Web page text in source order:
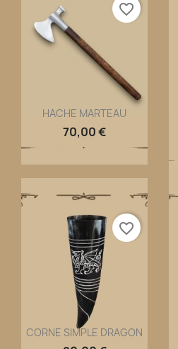
Aperçu rapide
HACHE MARTEAU
70,00 €
favorite_border
CORNE SIMPLE DRAGON
favorite_border